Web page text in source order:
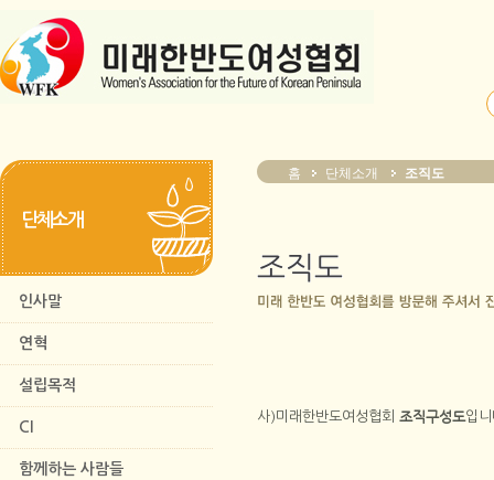
단체소개
홈 단체소개 조직도
인사말
연혁
설립목적
CI
함께하는 사람들
사)미래한반도여성협회 조직구성도입